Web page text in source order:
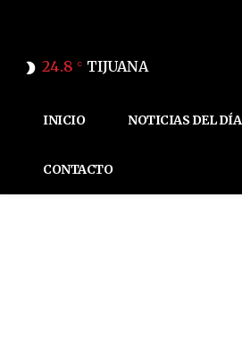
24.8 C TIJUANA
INICIO NOTICIAS DEL DÍA
CONTACTO